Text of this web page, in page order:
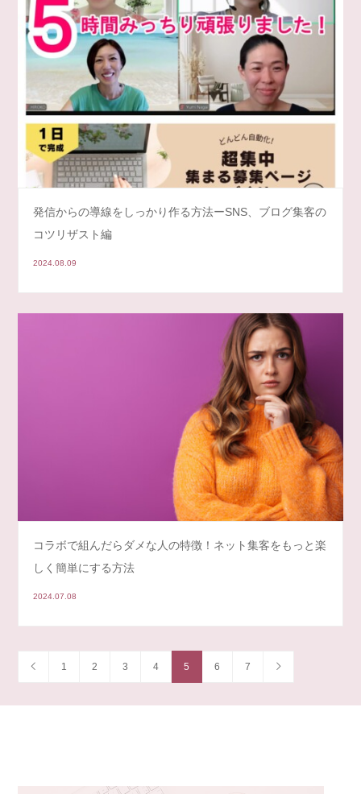
発信からの導線をしっかり作る方法ーSNS、ブログ集客の
コツリザスト編
2024.08.09
コラボで組んだらダメな人の特徴！ネット集客をもっと楽
しく簡単にする方法
2024.07.08
1 2 3 4 5 6 7